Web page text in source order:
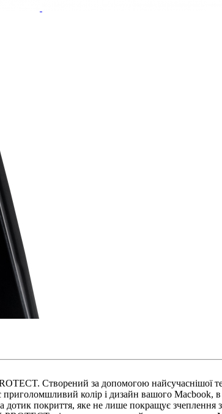
Створений за допомогою
колір і дизайн вашого Macbook, в
покриття, яке не лише покращує зчеплення